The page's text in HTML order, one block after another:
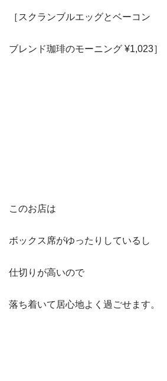
［スクランブルエッグとベーコン
ブレンド珈琲のモーニング ¥1,023］
このお店は
ボックス席がゆったりしているし
仕切りが高いので
落ち着いて居心地よく過ごせます。